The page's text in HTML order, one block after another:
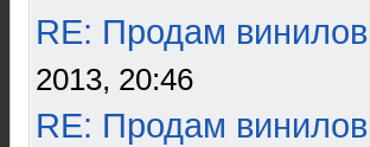
RE: Продам
2013, 20:46
RE: Продам